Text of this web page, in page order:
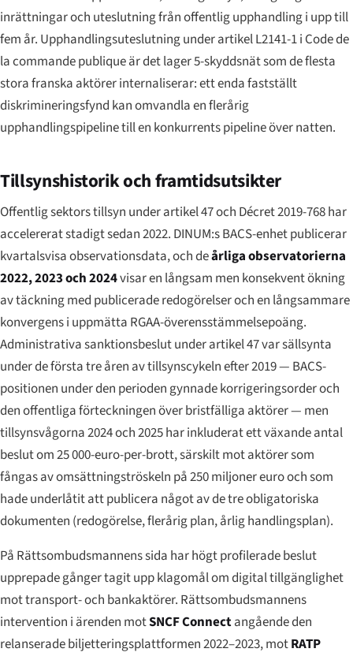
inrättningar och uteslutning från offentlig upphandling i upp till
fem år. Upphandlingsuteslutning under artikel L2141-1 i Code de
la commande publiqueär det lager 5-skyddsnät som de flesta
stora franska aktörer internaliserar: ett enda fastställt
diskrimineringsfynd kan omvandla en flerårig
upphandlingspipeline till en konkurrents pipeline över natten.
Tillsynshistorik och framtidsutsikter
Offentlig sektors tillsyn under artikel 47 och Décret 2019-768 har
accelererat stadigt sedan 2022. DINUM:s BACS-enhet publicerar
kvartalsvisa observationsdata, och deårliga observatorierna
2022, 2023 och 2024visar en långsam men konsekvent ökning
av täckning med publicerade redogörelser och en långsammare
konvergens i uppmätta RGAA-överensstämmelsepoäng.
Administrativa sanktionsbeslut under artikel 47 var sällsynta
under de första tre åren av tillsynscykeln efter 2019 — BACS-
positionen under den perioden gynnade korrigeringsorder och
den offentliga förteckningen över bristfälliga aktörer — men
tillsynsvågorna 2024 och 2025 har inkluderat ett växande antal
beslut om 25 000-euro-per-brott, särskilt mot aktörer som
fångas av omsättningströskeln på 250 miljoner euro och som
hade underlåtit att publicera något av de tre obligatoriska
dokumenten (redogörelse, flerårig plan, årlig handlingsplan).
På Rättsombudsmannens sida har högt profilerade beslut
upprepade gånger tagit upp klagomål om digital tillgänglighet
mot transport- och bankaktörer. Rättsombudsmannens
intervention i ärenden motSNCF Connectangående den
relanserade biljetteringsplattformen 2022–2023, motRATP